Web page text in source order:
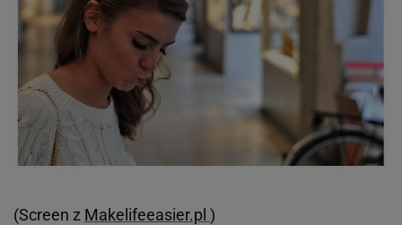
(Screen z Makelifeeasier.pl )